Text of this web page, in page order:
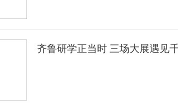
齐鲁研学正当时 三场大展遇见